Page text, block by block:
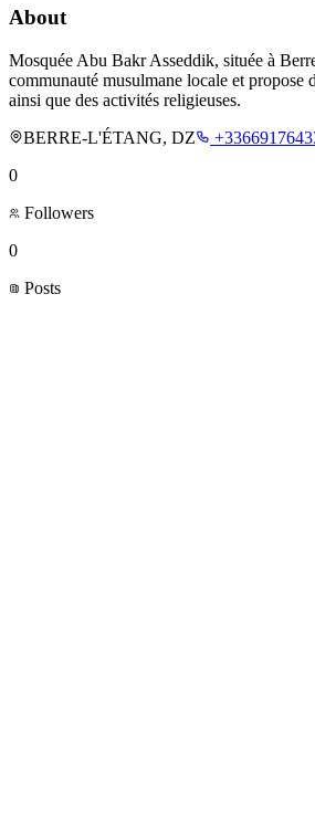
About
Mosquée Abu Bakr Asseddik, située à
communauté musulmane locale et propose
ainsi que des activités religieuses.
BERRE-L'ÉTANG, DZ
0
Followers
0
Posts